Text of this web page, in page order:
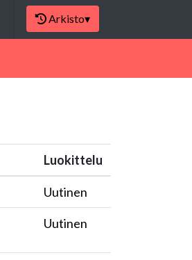
Arkisto▾
Luokittelu
Uutinen
Uutinen